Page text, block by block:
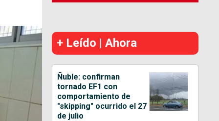
+ Leído | Ahora
Ñuble: confirman
tornado EF1 con
comportamiento de
"skipping" ocurrido el 27
de julio